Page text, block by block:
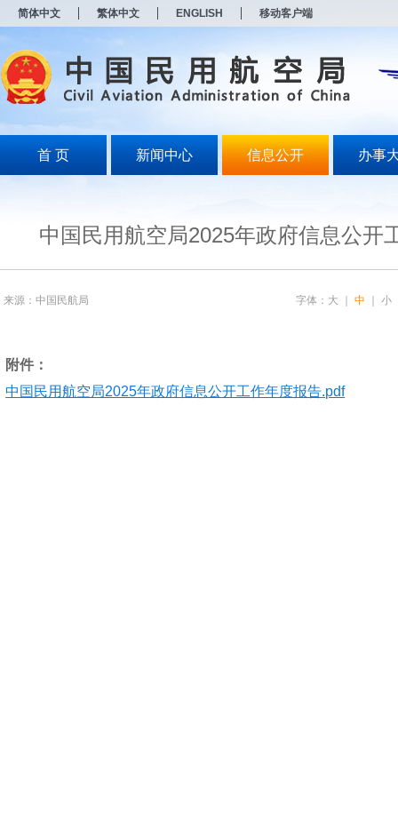
简体中文 繁体中文 ENGLISH 移动客户端
首 页 新闻中心 信息公开 办事
中国民用航空局2025年政府信息公开
来源：中国民航局 字体： 大 中 小
附件：
中国民用航空局2025年政府信息公开工作年度报告.pdf